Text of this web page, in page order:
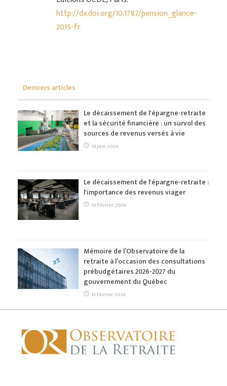
http://dx.doi.org/10.1787/pension_glance-
2015-fr
Derniers articles
Le décaissement de l'épargne-retraite
et la sécurité financière : un survol des
sources de revenus versés à vie
18 juin 2026
Le décaissement de l'épargne-retraite :
l'importance des revenus viager
19 février 2026
Mémoire de l’Observatoire de la
retraite à l’occasion des consultations
prébudgétaires 2026-2027 du
gouvernement du Québec
13 février 2026